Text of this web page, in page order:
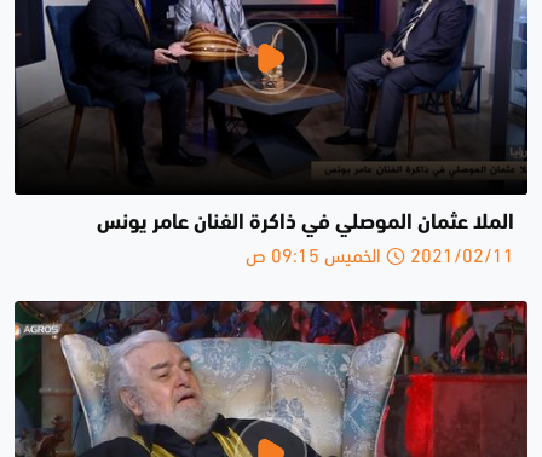
الملا عثمان الموصلي في ذاكرة الفنان عامر يونس
2021/02/11 الخميس 09:15 ص